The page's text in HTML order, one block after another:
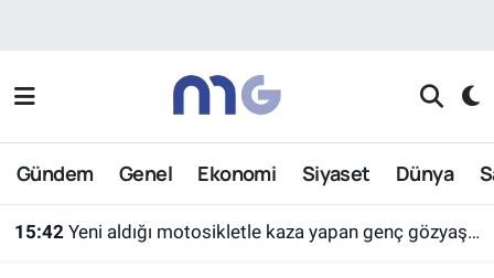
Gündem Genel Ekonomi Siyaset Dünya
15:42 Yeni aldığı motosikletle kaza yapan genç gözyaşları arasında toprağa verildi
Nöbetçi Eczaneler
Hava Durumu